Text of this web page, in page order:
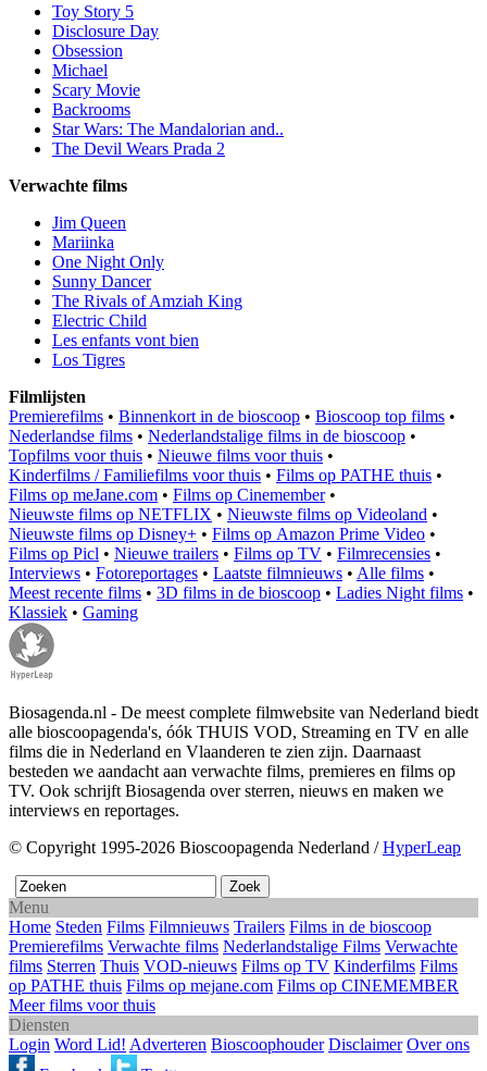
Toy Story 5
Disclosure Day
Obsession
Michael
Scary Movie
Backrooms
Star Wars: The Mandalorian and..
The Devil Wears Prada 2
Verwachte films
Jim Queen
Mariinka
One Night Only
Sunny Dancer
The Rivals of Amziah King
Electric Child
Les enfants vont bien
Los Tigres
Filmlijsten
Premierefilms • Binnenkort in de bioscoop • Bioscoop top films •
Nederlandse films • Nederlandstalige films in de bioscoop •
Topfilms voor thuis • Nieuwe films voor thuis •
Kinderfilms / Familiefilms voor thuis • Films op PATHE thuis •
Films op meJane.com • Films op Cinemember•
Nieuwste films op NETFLIX • Nieuwste films op Videoland •
Nieuwste films op Disney+ • Films op Amazon Prime Video •
Films op Picl • Nieuwe trailers • Films op TV • Filmrecensies •
Interviews • Fotoreportages • Laatste filmnieuws • Alle films •
Meest recente films • 3D films in de bioscoop • Ladies Night films •
Klassiek • Gaming
Biosagenda.nl - De meest complete filmwebsite van Nederland biedt
alle bioscoopagenda's, óók THUIS VOD, Streaming en TV en alle
films die in Nederland en Vlaanderen te zien zijn. Daarnaast
besteden we aandacht aan verwachte films, premieres en films op
TV. Ook schrijft Biosagenda over sterren, nieuws en maken we
interviews en reportages.
© Copyright 1995-2026 Bioscoopagenda Nederland /HyperLeap
Menu
Home Steden Films Filmnieuws Trailers Films in de bioscoop
Premierefilms Verwachte films Nederlandstalige Films Verwachte
films Sterren Thuis VOD-nieuws Films op TV Kinderfilms Films
op PATHE thuis Films op mejane.com Films op CINEMEMBER
Meer films voor thuis
Diensten
Login Word Lid! Adverteren Bioscoophouder Disclaimer Over ons